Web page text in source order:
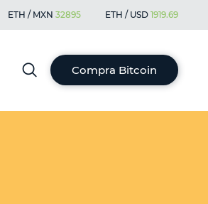
ETH / MXN 32895 ETH / USD 1919.69
Compra Bitcoin